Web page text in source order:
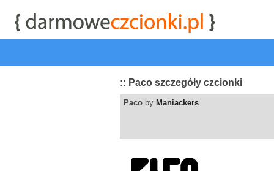
| | najwyżej
:: Paco szczegóły czcionki
Paco by Maniackers